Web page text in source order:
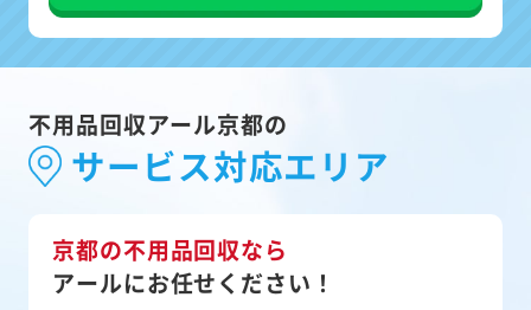
不用品回収アール京都の
サービス対応エリア
京都の不用品回収なら
アールにお任せください！